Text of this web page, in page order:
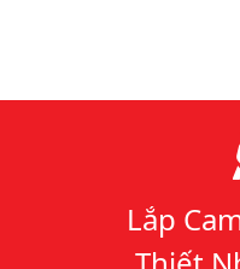
Lý do chọn
Lắp